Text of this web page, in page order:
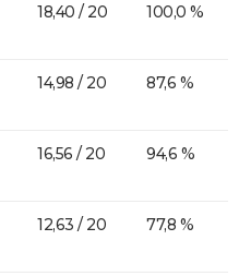
18,40 / 20 100,0 %
14,98 / 20 87,6 %
16,56 / 20 94,6 %
12,63 / 20 77,8 %